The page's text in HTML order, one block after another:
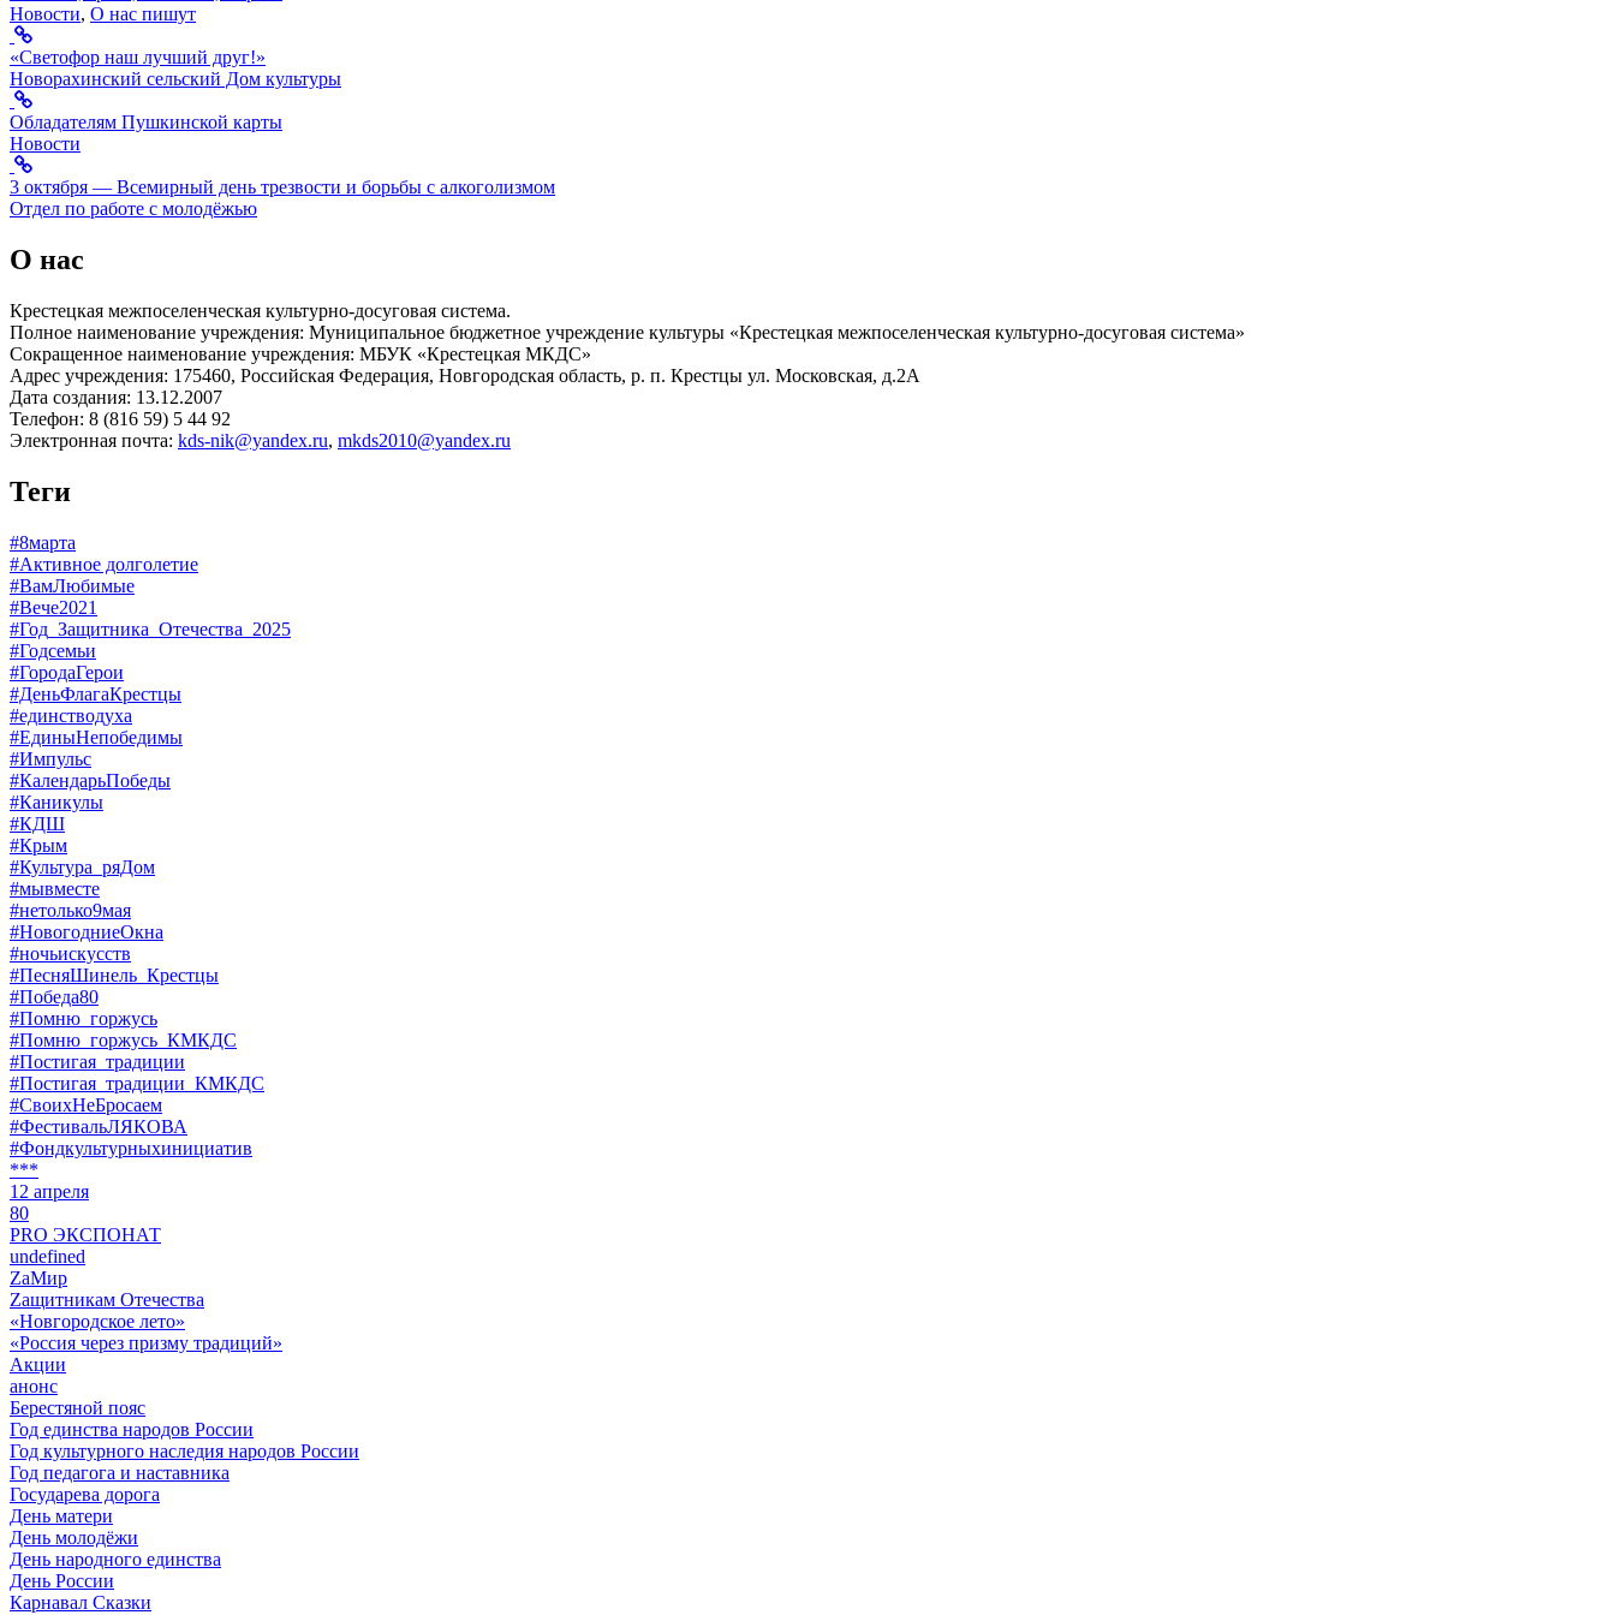
Новости, О нас пишут
«Светофор наш лучший друг!»
Новорахинский сельский Дом культуры
Обладателям Пушкинской карты
Новости
3 октября — Всемирный день трезвости и борьбы с алкоголизмом
Отдел по работе с молодёжью
О нас
Крестецкая межпоселенческая культурно-досуговая система.
Полное наименование учреждения: Муниципальное бюджетное учреждение культуры «Крестецкая межпоселенческая культурно-досуговая система»
Сокращенное наименование учреждения: МБУК «Крестецкая МКДС»
Адрес учреждения: 175460, Российская Федерация, Новгородская область, р. п. Крестцы ул. Московская, д.2А
Дата создания: 13.12.2007
Телефон: 8 (816 59) 5 44 92
Электронная почта: kds-nik@yandex.ru, mkds2010@yandex.ru
Теги
#8марта
#Активное долголетие
#ВамЛюбимые
#Вече2021
#Год_Защитника_Отечества_2025
#Годсемьи
#ГородаГерои
#ДеньФлагаКрестцы
#единстводуха
#ЕдиныНепобедимы
#Импульс
#КалендарьПобеды
#Каникулы
#КДШ
#Крым
#Культура_ряДом
#мывместе
#нетолько9мая
#НовогодниеОкна
#ночьискусств
#ПесняШинель_Крестцы
#Победа80
#Помню_горжусь
#Помню_горжусь_КМКДС
#Постигая_традиции
#Постигая_традиции_КМКДС
#СвоихНеБросаем
#ФестивальЛЯКОВА
#Фондкультурныхинициатив
***
12 апреля
80
PRO ЭКСПОНАТ
undefined
ZaМир
Zащитникам Отечества
«Новгородское лето»
«Россия через призму традиций»
Акции
анонс
Берестяной пояс
Год единства народов России
Год культурного наследия народов России
Год педагога и наставника
Государева дорога
День матери
День молодёжи
День народного единства
День России
Карнавал Сказки